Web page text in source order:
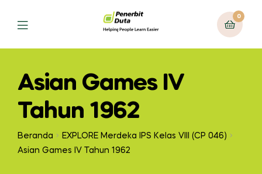
0
Asian Games IV
Tahun 1962
Beranda
EXPLORE Merdeka IPS Kelas VIII (CP 046)
Asian Games IV Tahun 1962